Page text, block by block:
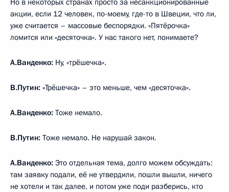
акции, если 12 человек, по-моему, где-то в Швеции, что ли,
уже считается – массовые беспорядки. «Пятёрочка»
ломится или «десяточка». У нас такого нет, понимаете?
А.Ванденко: Ну, «трёшечка».
В.Путин: «Трёшечка» – это меньше, чем «десяточка».
А.Ванденко: Тоже немало.
В.Путин: Тоже немало. Не нарушай закон.
А.Ванденко: Это отдельная тема, долго можем обсуждать:
там заявку подали, её не утвердили, пошли вышли, ничего
не хотели и так далее, и потом уже поди разберись, кто